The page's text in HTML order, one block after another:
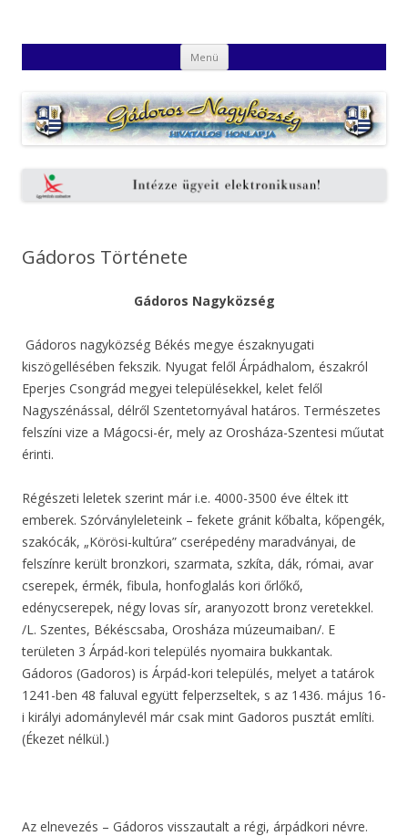
Honlapja
Menü Kilépés
a
Gádoros Története
Gádoros Nagyközség
Gádoros nagyközség Békés megye északnyugati
kiszögellésében fekszik. Nyugat felől Árpádhalom, északról
Eperjes Csongrád megyei településekkel, kelet felől
Nagyszénással, délről Szentetornyával határos. Természetes
felszíni vize a Mágocsi-ér, mely az Orosháza-Szentesi műutat
érinti.
Régészeti leletek szerint már i.e. 4000-3500 éve éltek itt
emberek. Szórványleleteink – fekete gránit kőbalta, kőpengék,
szakócák, „Körösi-kultúra” cserépedény maradványai, de
felszínre került bronzkori, szarmata, szkíta, dák, római, avar
cserepek, érmék, fibula, honfoglalás kori őrlőkő,
edénycserepek, négy lovas sír, aranyozott bronz veretekkel.
/L. Szentes, Békéscsaba, Orosháza múzeumaiban/. E
területen 3 Árpád-kori település nyomaira bukkantak.
Gádoros (Gadoros) is Árpád-kori település, melyet a tatárok
1241-ben 48 faluval együtt felperzseltek, s az 1436. május 16-
i királyi adománylevél már csak mint Gadoros pusztát említi.
(Ékezet nélkül.)
Az elnevezés – Gádoros visszautalt a régi, árpádkori névre.